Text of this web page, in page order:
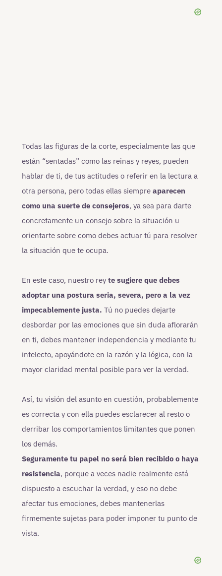
Todas las figuras de la corte, especialmente las que
están “sentadas” como las reinas y reyes, pueden
hablar de ti, de tus actitudes o referir en la lectura a
otra persona, pero todas ellas siempre aparecen
como una suerte de consejeros, ya sea para darte
concretamente un consejo sobre la situación u
orientarte sobre como debes actuar tú para resolver
la situación que te ocupa.
En este caso, nuestro rey te sugiere que debes
adoptar una postura seria, severa, pero a la vez
impecablemente justa. Tú no puedes dejarte
desbordar por las emociones que sin duda aflorarán
en ti, debes mantener independencia y mediante tu
intelecto, apoyándote en la razón y la lógica, con la
mayor claridad mental posible para ver la verdad.
Así, tu visión del asunto en cuestión, probablemente
es correcta y con ella puedes esclarecer al resto o
derribar los comportamientos limitantes que ponen
los demás.
Seguramente tu papel no será bien recibido o haya
resistencia, porque a veces nadie realmente está
dispuesto a escuchar la verdad, y eso no debe
afectar tus emociones, debes mantenerlas
firmemente sujetas para poder imponer tu punto de
vista.